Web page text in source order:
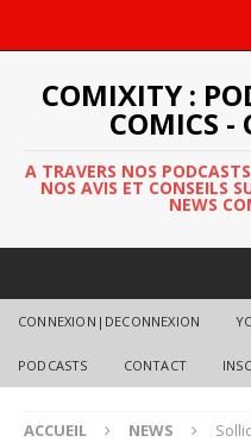
COMIXITY :
COMICS -
A TRAVERS NOS
NOS AVIS ET CONSEILS
NEWS
CONNEXION|DECONNEXION
PODCASTS CONTACT
ACCUEIL NEWS